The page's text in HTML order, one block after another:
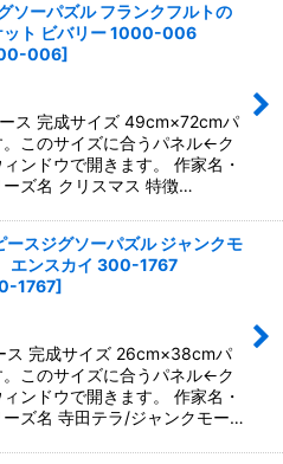
込む
ーパズル フランクフルトの
ット ビバリー 1000-006
006]
ス 完成サイズ 49cm×72cmパ
このサイズに合うパネル←ク
ンドウで開きます。 作家名・
ズ名 クリスマス 特徴…
スジグソーパズル ジャンクモ
エンスカイ 300-1767
1767]
ス 完成サイズ 26cm×38cmパ
このサイズに合うパネル←ク
ンドウで開きます。 作家名・
ズ名 寺田テラ/ジャンクモー…